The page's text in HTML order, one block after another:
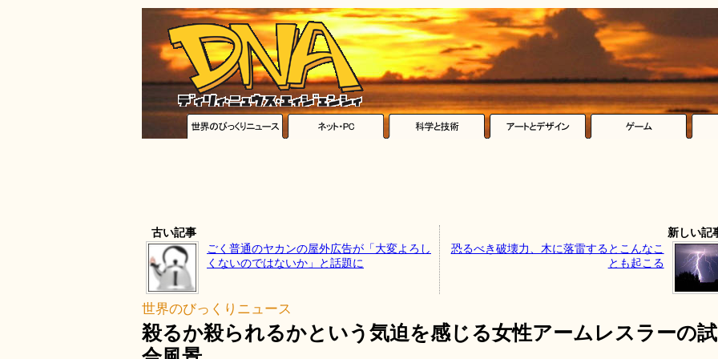
古い記事
ごく普通のヤカンの屋外広告が「大変よろし
くないのではないか」と話題に
新しい記
恐るべき破壊力、木に落雷するとこんなこ
とも起こる
世界のびっくりニュース
殺るか殺られるかという気迫を感じる女性アームレスラーの試